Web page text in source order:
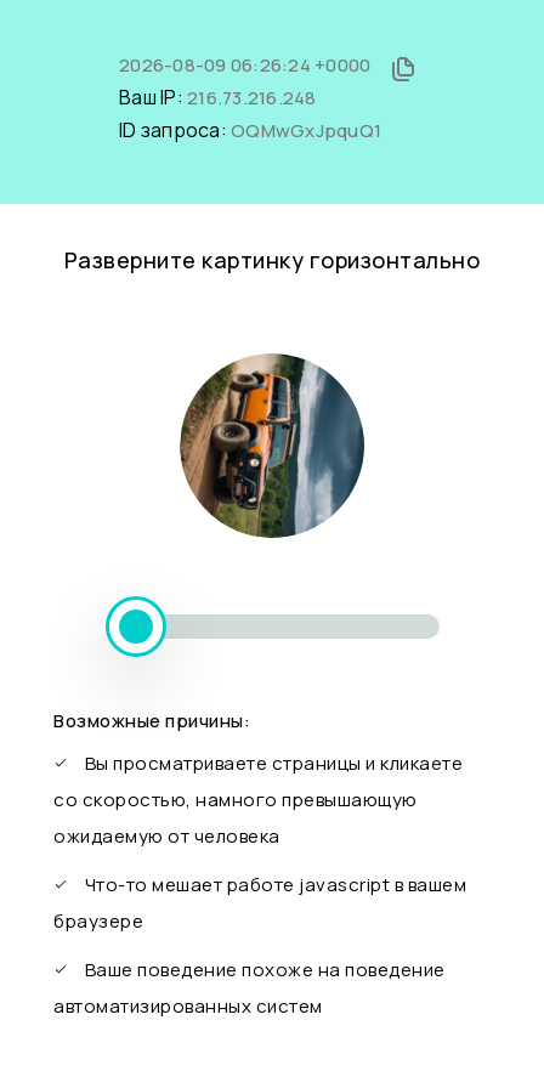
2026-08-09 06:26:24 +0000
Ваш IP: 216.73.216.248
ID запроса: OQMwGxJpquQ1
Разверните картинку горизонтально
Возможные причины:
Вы просматриваете страницы и кликаете
со скоростью, намного превышающую
ожидаемую от человека
Что-то мешает работе javascript в вашем
браузере
Ваше поведение похоже на поведение
автоматизированных систем